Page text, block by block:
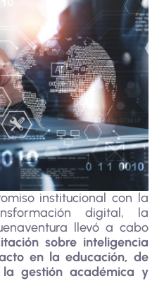
institucional con la
digital, la
llevó a cabo
sobre inteligencia
en la educación, de
gestión académica y